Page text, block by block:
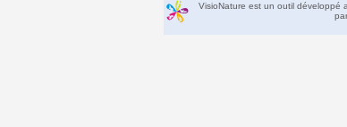
VisioNature est un outil développé